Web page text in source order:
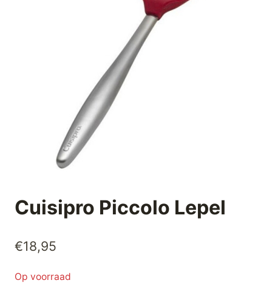
Cuisipro Piccolo Lepel
€18,95
Op voorraad